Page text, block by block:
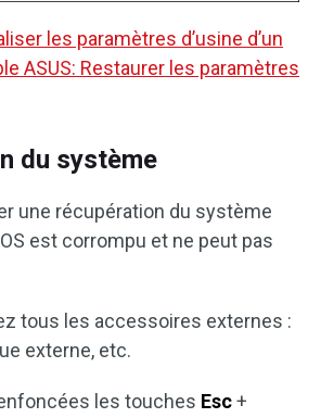
les paramètres d’usine d’un
ASUS: Restaurer les paramètres
du système
une récupération du système
est corrompu et ne peut pas
tous les accessoires externes :
externe, etc.
les touches Esc+